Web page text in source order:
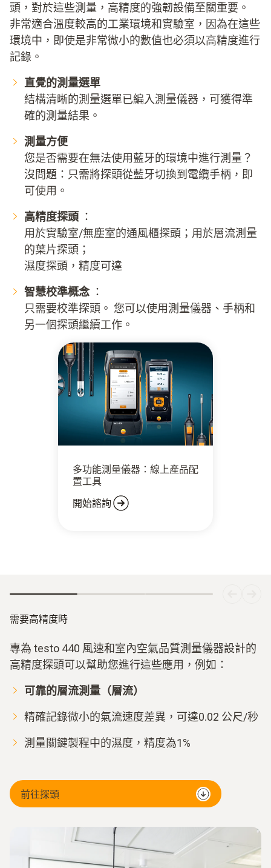
頭，對於這些測量，高精度的強韌設備至關重要。
非常適合溫度較高的工業環境和實驗室，因為在這些
環境中，即使是非常微小的數值也必須以高精度進行
記錄。
直覺的測量選單
結構清晰的測量選單已編入測量儀器，可獲得準
確的測量結果。
測量方便
您是否需要在無法使用藍牙的環境中進行測量？
沒問題：只需將探頭從藍牙切換到電纜手柄，即
可使用。
高精度探頭 ：
用於實驗室/無塵室的通風櫃探頭；用於層流測量
的葉片探頭；
濕度探頭，精度可達
智慧校準概念：
只需要校準探頭。 您可以使用測量儀器、手柄和
另一個探頭繼續工作。
多功能測量儀器：線上產品配
置工具
開始諮詢
需要高精度時
專為 testo 440 風速和室內空氣品質測量儀器設計的
高精度探頭可以幫助您進行這些應用，例如：
可靠的層流測量（層流）
精確記錄微小的氣流速度差異，可達0.02 公尺/秒
測量關鍵製程中的濕度，精度為1%
前往探頭